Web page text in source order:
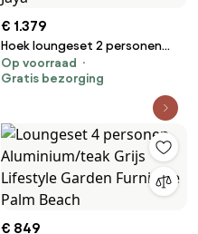
€ 1.379
Hoek loungeset 2 personen
Aluminium Wit Santika Furniture
Santika Jaya
Op voorraad
Gratis bezorging
€ 849